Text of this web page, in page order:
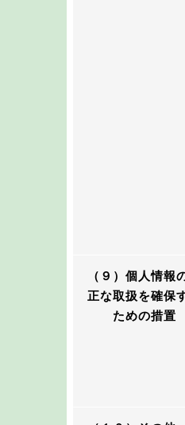
（９）個人情報
正な取扱を確保
ための措置